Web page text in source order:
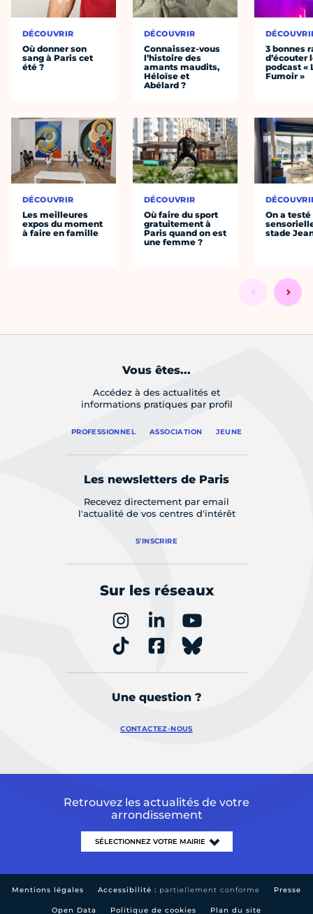
DÉCOUVRIR
Où donner son
sang à Paris cet
été ?
DÉCOUVRIR
Les meilleures
expos du moment
à faire en famille
DÉCOUVRIR
Connaissez-vous
l’histoire des
amants maudits,
Héloïse et
Abélard ?
DÉCOUVRIR
Où faire du sport
gratuitement à
Paris quand on est
une femme ?
3 bonnes
d’écouter
podcast «
Fumoir »
On a
stade
Vous êtes...
Accédez à des actualités et
informations pratiques par profil
PROFESSIONNEL ASSOCIATION JEUNE
Les newsletters de Paris
Recevez directement par email
l'actualité de vos centres d'intérêt
S'INSCRIRE
Sur les réseaux
Une question ?
CONTACTEZ-NOUS
Retrouvez les actualités de votre
arrondissement
Mentions légales Accessibilité : partiellement conforme Presse
Open Data Politique de cookies Plan du site